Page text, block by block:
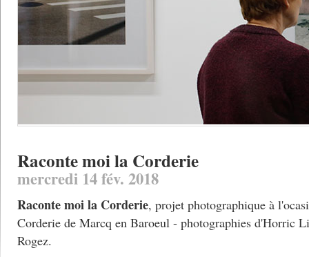
Raconte moi la Corderie
mercredi 14 fév. 2018
Raconte moi la Corderie, projet photographique à
Corderie de Marcq en Baroeul - photographies d'Horric
Rogez.